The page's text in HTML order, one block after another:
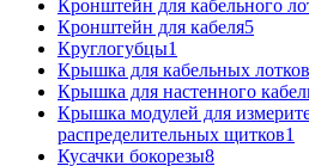
Кронштейн для кабельного
Кронштейн для кабеля5
Круглогубцы1
Крышка для кабельных лотков
Крышка для настенного
Крышка модулей для
распределительных щитков1
Кусачки бокорезы8